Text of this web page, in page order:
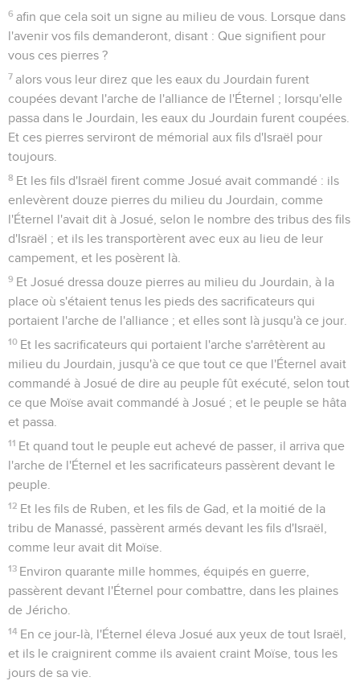
6 afin que cela soit un signe au milieu de vous. Lorsque dans
l'avenir vos fils demanderont, disant : Que signifient pour
vous ces pierres ?
7 alors vous leur direz que les eaux du Jourdain furent
coupées devant l'arche de l'alliance de l'Éternel ; lorsqu'elle
passa dans le Jourdain, les eaux du Jourdain furent coupées.
Et ces pierres serviront de mémorial aux fils d'Israël pour
toujours.
8 Et les fils d'Israël firent comme Josué avait commandé : ils
enlevèrent douze pierres du milieu du Jourdain, comme
l'Éternel l'avait dit à Josué, selon le nombre des tribus des fils
d'Israël ; et ils les transportèrent avec eux au lieu de leur
campement, et les posèrent là.
9 Et Josué dressa douze pierres au milieu du Jourdain, à la
place où s'étaient tenus les pieds des sacrificateurs qui
portaient l'arche de l'alliance ; et elles sont là jusqu'à ce jour.
10 Et les sacrificateurs qui portaient l'arche s'arrêtèrent au
milieu du Jourdain, jusqu'à ce que tout ce que l'Éternel avait
commandé à Josué de dire au peuple fût exécuté, selon tout
ce que Moïse avait commandé à Josué ; et le peuple se hâta
et passa.
11 Et quand tout le peuple eut achevé de passer, il arriva que
l'arche de l'Éternel et les sacrificateurs passèrent devant le
peuple.
12 Et les fils de Ruben, et les fils de Gad, et la moitié de la
tribu de Manassé, passèrent armés devant les fils d'Israël,
comme leur avait dit Moïse.
13 Environ quarante mille hommes, équipés en guerre,
passèrent devant l'Éternel pour combattre, dans les plaines
de Jéricho.
14 En ce jour-là, l'Éternel éleva Josué aux yeux de tout Israël,
et ils le craignirent comme ils avaient craint Moïse, tous les
jours de sa vie.